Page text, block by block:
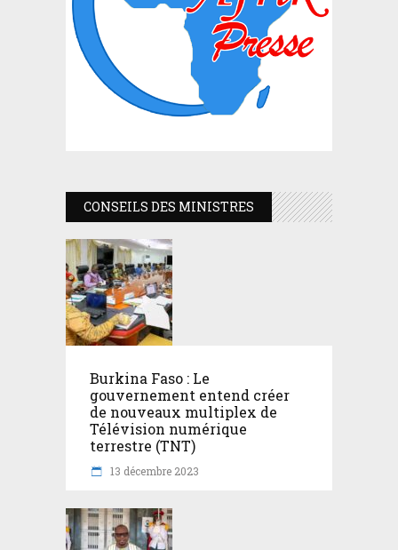
CONSEILS DES MINISTRES
Burkina Faso : Le
gouvernement entend créer
de nouveaux multiplex de
Télévision numérique
terrestre (TNT)
13 décembre 2023